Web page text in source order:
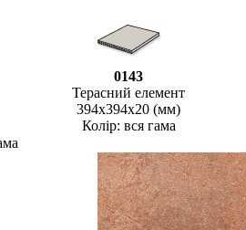
0143
Терасний елемент
394х394х20 (мм)
Колір: вся гама